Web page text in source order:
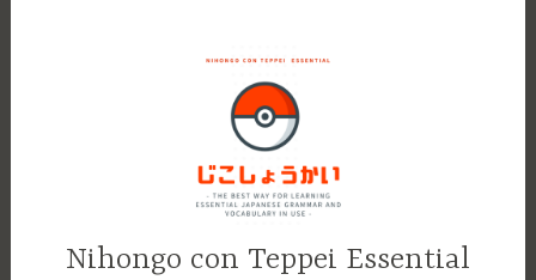
Nihongo con Teppei Essential